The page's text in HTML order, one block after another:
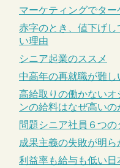
マーケティングでタ
赤字のとき、値下げ
い理由
シニア起業のススメ
中高年の再就職が難し
高給取りの働かない
ンの給料はなぜ高いの
問題シニア社員６つの
成果主義の失敗が明
利益率も給与も低い